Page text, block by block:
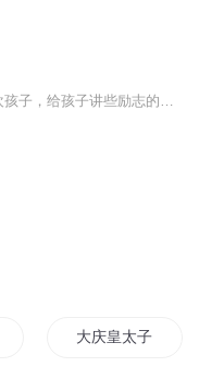
大庆皇太子